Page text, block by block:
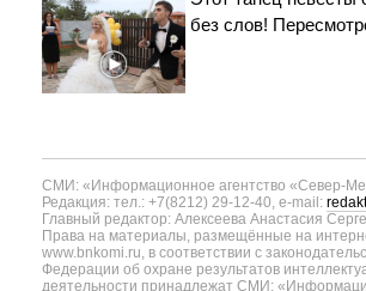
без слов!
СМИ: «Информационное агентство «Север-
Редакция: тел.: +7(8212) 29-12-40, e-mail:
Главный редактор: Алексеева Анастасия
Права на материалы, размещённые на
www.bnkomi.ru, в соответствии с
Федерации об охране результатов
деятельности принадлежат СМИ: